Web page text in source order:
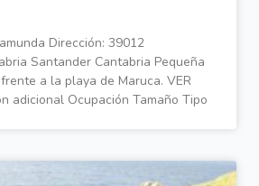
Dirección: 39012
Santander Cantabria Pequeña
a la playa de Maruca. VER
adicional Ocupación Tamaño Tipo